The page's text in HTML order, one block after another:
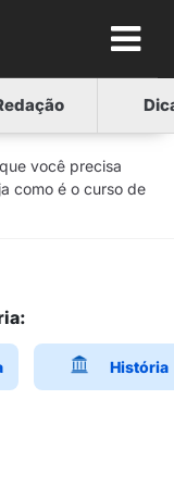
você precisa
como é o curso de
História